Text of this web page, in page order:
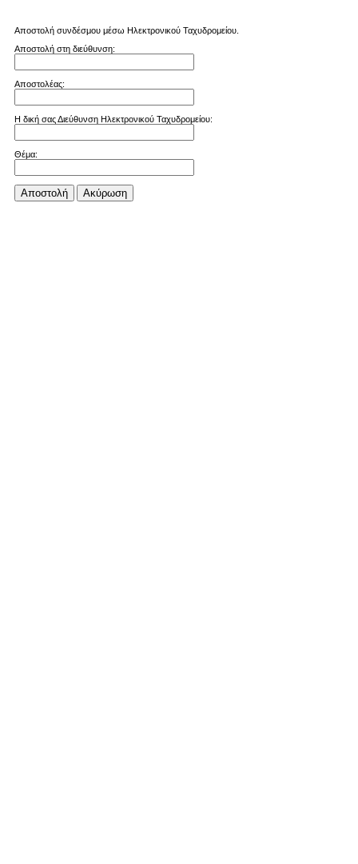
Αποστολή συνδέσμου μέσω Ηλεκτρονικού Ταχυδρομείου.
Αποστολή στη διεύθυνση:
Αποστολέας:
Η δική σας Διεύθυνση Ηλεκτρονικού Ταχυδρομείου:
Θέμα:
Αποστολή Aκύρωση